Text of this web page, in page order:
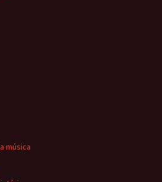
música